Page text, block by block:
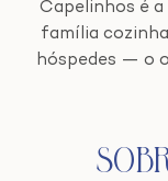
Capelinhos é a
família
hóspedes — o